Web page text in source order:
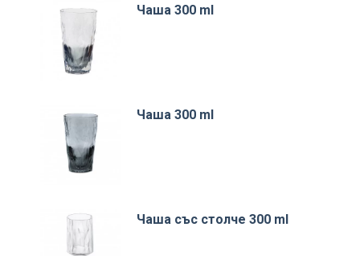
Чаша 300 ml
Чаша 300 ml
Чаша със столче 300 ml